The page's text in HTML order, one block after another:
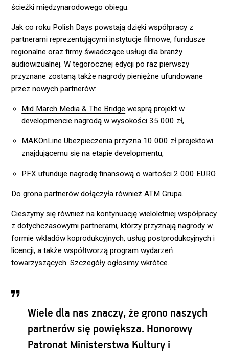
ścieżki międzynarodowego obiegu.
Jak co roku Polish Days powstają dzięki współpracy z
partnerami reprezentującymi instytucje filmowe, fundusze
regionalne oraz firmy świadczące usługi dla branży
audiowizualnej. W tegorocznej edycji po raz pierwszy
przyznane zostaną także nagrody pieniężne ufundowane
przez nowych partnerów:
Mid March Media & The Bridge wesprą projekt w
developmencie nagrodą w wysokości 35 000 zł,
MAKOnLine Ubezpieczenia przyzna 10 000 zł projektowi
znajdującemu się na etapie developmentu,
PFX ufunduje nagrodę finansową o wartości 2 000 EURO.
Do grona partnerów dołączyła również ATM Grupa.
Cieszymy się również na kontynuację wieloletniej współpracy
z dotychczasowymi partnerami, którzy przyznają nagrody w
formie wkładów koprodukcyjnych, usług postprodukcyjnych i
licencji, a także współtworzą program wydarzeń
towarzyszących. Szczegóły ogłosimy wkrótce.
Wiele dla nas znaczy, że grono naszych
partnerów się powiększa. Honorowy
Patronat Ministerstwa Kultury i